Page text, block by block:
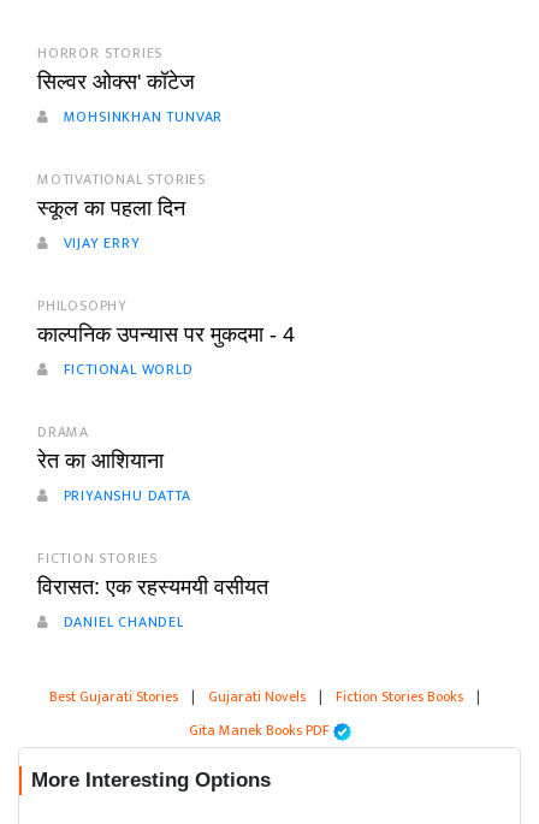
HORROR STORIES
सिल्वर ओक्स' कॉटेज
MOHSINKHAN TUNVAR
MOTIVATIONAL STORIES
स्कूल का पहला दिन
VIJAY ERRY
PHILOSOPHY
काल्पनिक उपन्यास पर मुकदमा - 4
FICTIONAL WORLD
DRAMA
रेत का आशियाना
PRIYANSHU DATTA
FICTION STORIES
विरासत: एक रहस्यमयी वसीयत
DANIEL CHANDEL
Best Gujarati Stories | Gujarati Novels | Fiction Stories Books |
Gita Manek Books PDF
More Interesting Options